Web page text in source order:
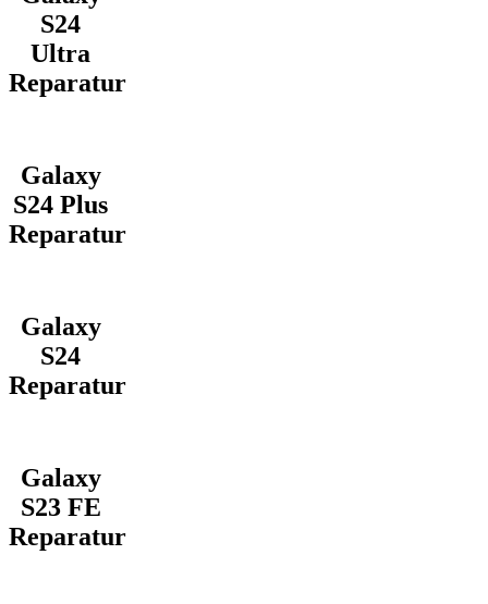
S24
Ultra
Reparatur
Galaxy
S24 Plus
Reparatur
Galaxy
S24
Reparatur
Galaxy
S23 FE
Reparatur